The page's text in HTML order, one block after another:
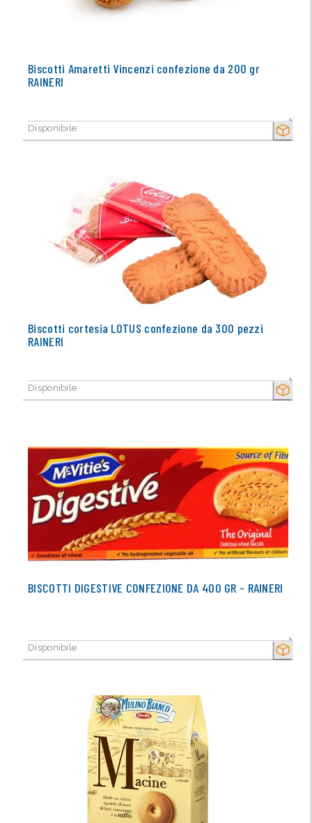
SECCO
Biscotti Amaretti Vincenzi confezione da 200 gr
RAINERI
Disponibile
SECCO
Biscotti cortesia LOTUS confezione da 300 pezzi
RAINERI
Disponibile
SECCO
BISCOTTI DIGESTIVE CONFEZIONE DA 400 GR - RAINERI
Disponibile